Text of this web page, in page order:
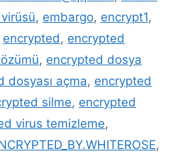
, embargo, encrypt1,
encrypted, encrypted
, encrypted dosya
dosyası açma, encrypted
silme, encrypted
virus temizleme,
,